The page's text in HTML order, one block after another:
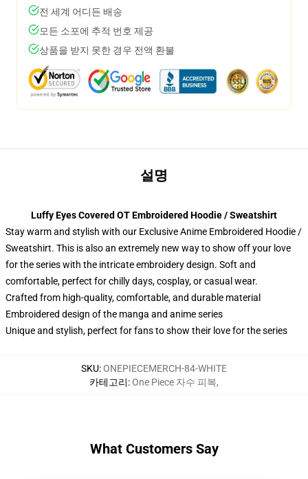
전 세계 어디든 배송
모든 소포에 추적 번호 제공
상품을 받지 못한 경우 전액 환불
설명
Luffy Eyes Covered OT Embroidered Hoodie / Sweatshirt
Stay warm and stylish with our Exclusive Anime Embroidered Hoodie /
Sweatshirt. This is also an extremely new way to show off your love
for the series with the intricate embroidery design. Soft and
comfortable, perfect for chilly days, cosplay, or casual wear.
Crafted from high-quality, comfortable, and durable material
Embroidered design of the manga and anime series
Unique and stylish, perfect for fans to show their love for the series
SKU:ONEPIECEMERCH-84-WHITE
카테고리:One Piece 자수 피복,
What Customers Say